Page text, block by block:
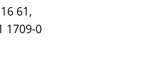
61,
1709-0